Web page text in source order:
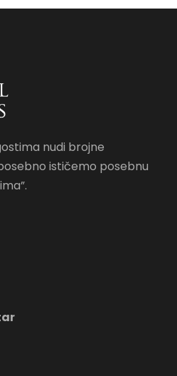
nudi brojne
ističemo posebnu